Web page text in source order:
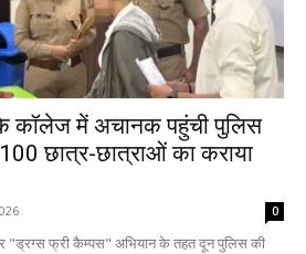
कॉलेज में अचानक पहुंची पुलिस
छात्र-छात्राओं का कराया
0
"ड्रग्स फ्री कैम्पस" अभियान के तहत दून पुलिस की